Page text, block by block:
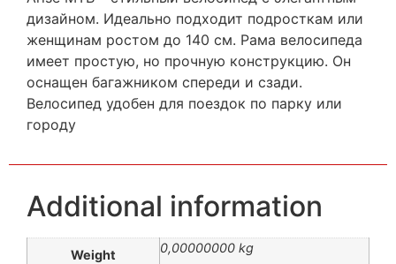
дизайном. Идеально подходит подросткам или
женщинам ростом до 140 см. Рама велосипеда
имеет простую, но прочную конструкцию. Он
оснащен багажником спереди и сзади.
Велосипед удобен для поездок по парку или
городу
Additional information
Weight 0,00000000 kg